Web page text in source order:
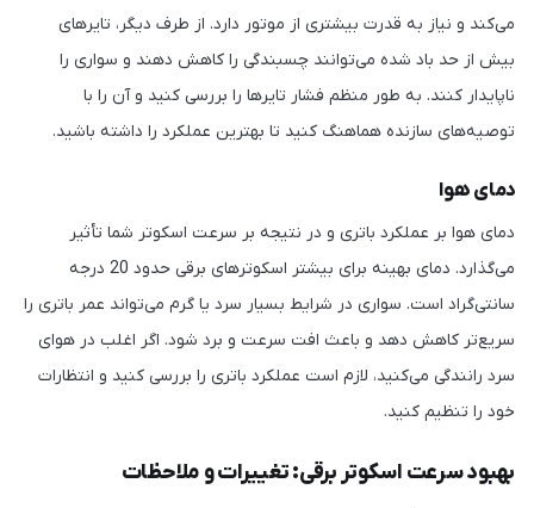
می‌کند و نیاز به قدرت بیشتری از موتور دارد. از طرف دیگر، تایرهای
بیش از حد باد شده می‌توانند چسبندگی را کاهش دهند و سواری را
ناپایدار کنند. به طور منظم فشار تایرها را بررسی کنید و آن را با
توصیه‌های سازنده هماهنگ کنید تا بهترین عملکرد را داشته باشید.
دمای هوا
دمای هوا بر عملکرد باتری و در نتیجه بر سرعت اسکوتر شما تأثیر
می‌گذارد. دمای بهینه برای بیشتر اسکوترهای برقی حدود 20 درجه
سانتی‌گراد است. سواری در شرایط بسیار سرد یا گرم می‌تواند عمر باتری را
سریع‌تر کاهش دهد و باعث افت سرعت و برد شود. اگر اغلب در هوای
سرد رانندگی می‌کنید، لازم است عملکرد باتری را بررسی کنید و انتظارات
خود را تنظیم کنید.
بهبود سرعت اسکوتر برقی: تغییرات و ملاحظات